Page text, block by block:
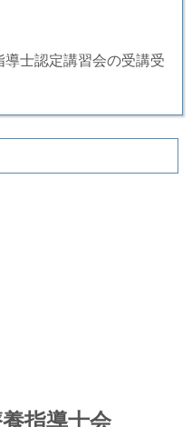
士認定講習会の受講受
指導士会